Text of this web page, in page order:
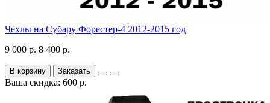
Чехлы на Субару Форестер-4 2012-2015 год
9 000 р. 8 400 р.
В корзину Заказать
Ваша скидка: 600 р.